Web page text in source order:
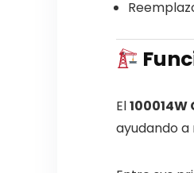
El100014W
ayudando a